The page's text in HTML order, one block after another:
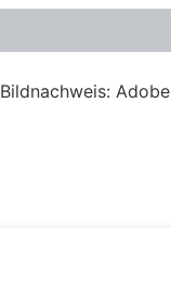
Bildnachweis: